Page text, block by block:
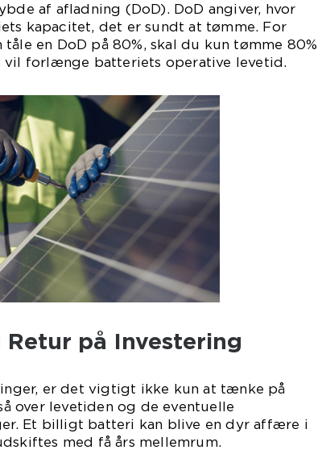
af afladning (DoD). DoD angiver, hvor
kapacitet, det er sundt at tømme. For
en DoD på 80%, skal du kun tømme 80%
vil forlænge batteriets operative levetid.
på Investering
er det vigtigt ikke kun at tænke på
over levetiden og de eventuelle
Et billigt batteri kan blive en dyr affære i
med få års mellemrum.